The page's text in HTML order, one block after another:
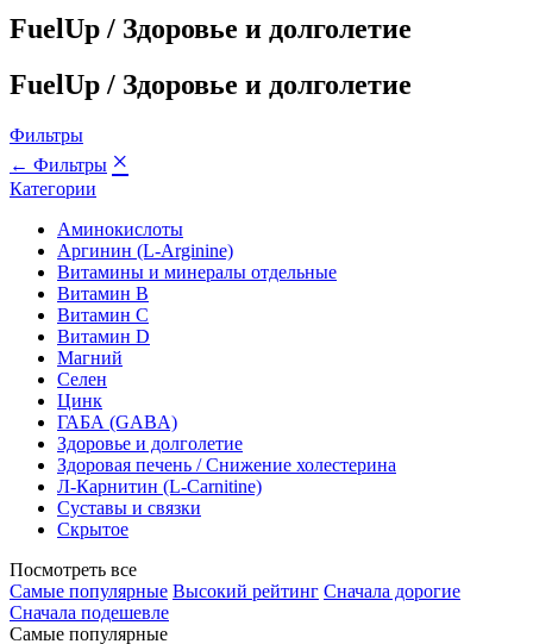
FuelUp / Здоровье и долголетие
FuelUp / Здоровье и долголетие
Фильтры
← Фильтры ×
Категории
Аминокислоты
Аргинин (L-Arginine)
Витамины и минералы отдельные
Витамин B
Витамин C
Витамин D
Магний
Селен
Цинк
ГАБА (GABA)
Здоровье и долголетие
Здоровая печень / Cнижение холестерина
Л-Карнитин (L-Сarnitine)
Суставы и связки
Скрытое
Посмотреть все
Самые популярные Высокий рейтинг Сначала дорогие
Сначала подешевле
Самые популярные